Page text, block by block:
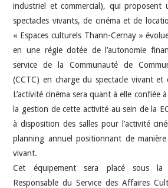
industriel et commercial), qui proposent
spectacles vivants, de cinéma et de
« Espaces culturels Thann-Cernay »
en une régie dotée de l’autonomie
service de la Communauté de
(CCTC) en charge du spectacle vivant et
L’activité cinéma sera quant à elle confiée
la gestion de cette activité au sein de la
à disposition des salles pour l’activité
planning annuel positionnant de
vivant.
Cet équipement sera placé sous la
Responsable du Service des Affaires